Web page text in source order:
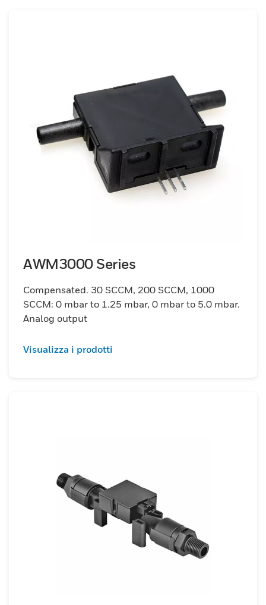
AWM3000 Series
Compensated. 30 SCCM, 200 SCCM, 1000
SCCM: 0 mbar to 1.25 mbar, 0 mbar to 5.0 mbar.
Analog output
Visualizza i prodotti